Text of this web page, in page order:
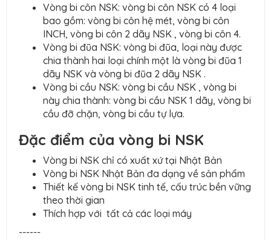
Vòng bi côn NSK: vòng bi côn NSK có 4 loại
bao gồm: vòng bi côn hệ mét, vòng bi côn
INCH, vòng bi côn 2 dãy NSK , vòng bi côn 4.
Vòng bi đũa NSK: vòng bi đũa, loại này được
chia thành hai loại chính một là vòng bi đũa 1
dãy NSK và vòng bi đũa 2 dãy NSK .
Vòng bi cầu NSK: vòng bi cầu NSK , vòng bi
này chia thành: vòng bi cầu NSK 1 dãy, vòng bi
cầu đỡ chặn, vòng bi cầu tự lựa.
Đặc điểm của vòng bi NSK
Vòng bi NSK chỉ có xuất xứ tại Nhật Bản
Vòng bi NSK Nhật Bản đa dạng về sản phẩm
Thiết kế vòng bi NSK tinh tế, cấu trúc bền vững
theo thời gian
Thích hợp với tất cả các loại máy
------